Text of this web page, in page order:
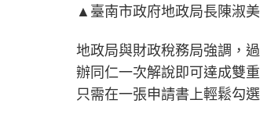
▲臺南市政府地政局長陳淑
地政局與財政稅務局強調，
辦同仁一次解說即可達成雙
只需在一張申請書上輕鬆勾